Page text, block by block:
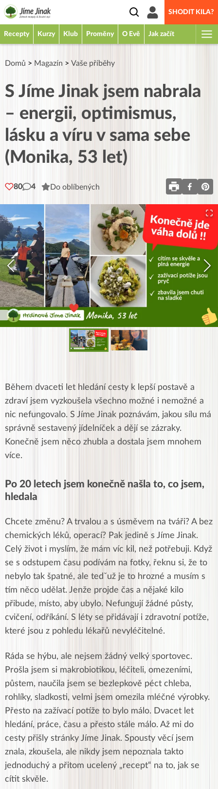
SHODIT KILA?
Recepty Kurzy Klub Proměny O Evě Jak začít
Domů > Magazín > Vaše příběhy
S Jíme Jinak jsem nabrala
– energii, optimismus,
lásku a víru v sama sebe
(Monika, 53 let)
80 4 Do oblíbených
Během dvaceti let hledání cesty k lepší postavě a
zdraví jsem vyzkoušela všechno možné i nemožné a
nic nefungovalo. S Jíme Jinak poznávám, jakou sílu má
správně sestavený jídelníček a dějí se zázraky.
Konečně jsem něco zhubla a dostala jsem mnohem
více.
Po 20 letech jsem konečně našla to, co jsem,
hledala
Chcete změnu? A trvalou a s úsměvem na tváři? A bez
chemických léků, operací? Pak jedině s Jíme Jinak.
Celý život i myslím, že mám víc kil, než potřebuji. Když
se s odstupem času podívám na fotky, řeknu si, že to
nebylo tak špatné, ale tedˇuž je to hrozné a musím s
tím něco udělat. Jenže projde čas a nějaké kilo
přibude, místo, aby ubylo. Nefungují žádné půsty,
cvičení, odříkání. S léty se přidávají i zdravotní potíže,
které jsou z pohledu lékařů nevyléčitelné.
Ráda se hýbu, ale nejsem žádný velký sportovec.
Prošla jsem si makrobiotikou, léčiteli, omezeními,
půstem, naučila jsem se bezlepkově péct chleba,
rohlíky, sladkosti, velmi jsem omezila mléčné výrobky.
Přesto na zažívací potíže to bylo málo. Dvacet let
hledání, práce, času a přesto stále málo. Až mi do
cesty přišly stránky Jíme Jinak. Spousty věcí jsem
znala, zkoušela, ale nikdy jsem nepoznala takto
jednoduchý a přitom ucelený „recept“ na to, jak se
cítit skvěle.